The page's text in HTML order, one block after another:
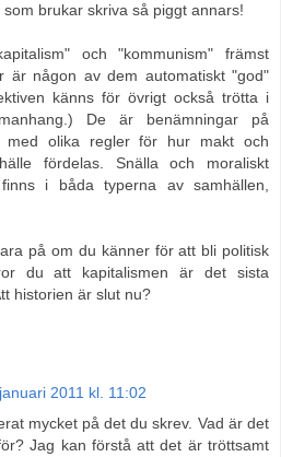
brukar skriva så piggt annars!
och "kommunism" främst
är någon av dem automatiskt "god"
känns för övrigt också trötta i
De är benämningar på
med olika regler för hur makt och
fördelas. Snälla och moraliskt
i båda typerna av samhällen,
på om du känner för att bli politisk
du att kapitalismen är det sista
historien är slut nu?
2011 kl. 11:02
mycket på det du skrev. Vad är det
Jag kan förstå att det är tröttsamt